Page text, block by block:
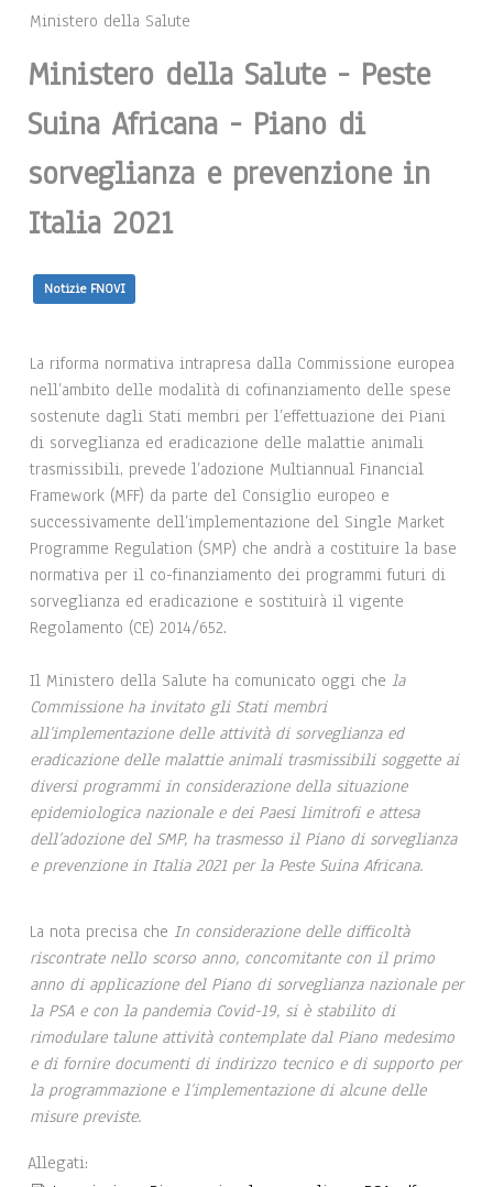
Ministero della Salute
Ministero della Salute - Peste
Suina Africana - Piano di
sorveglianza e prevenzione in
Italia 2021
Notizie FNOVI
La riforma normativa intrapresa dalla Commissione europea
nell’ambito delle modalità di cofinanziamento delle spese
sostenute dagli Stati membri per l’effettuazione dei Piani
di sorveglianza ed eradicazione delle malattie animali
trasmissibili, prevede l’adozione Multiannual Financial
Framework (MFF) da parte del Consiglio europeo e
successivamente dell’implementazione del Single Market
Programme Regulation (SMP) che andrà a costituire la base
normativa per il co-finanziamento dei programmi futuri di
sorveglianza ed eradicazione e sostituirà il vigente
Regolamento (CE) 2014/652.
Il Ministero della Salute ha comunicato oggi che la
Commissione ha invitato gli Stati membri
all’implementazione delle attività di sorveglianza ed
eradicazione delle malattie animali trasmissibili soggette ai
diversi programmi in considerazione della situazione
epidemiologica nazionale e dei Paesi limitrofi e attesa
dell’adozione del SMP, ha trasmesso il Piano di sorveglianza
e prevenzione in Italia 2021 per la Peste Suina Africana.
La nota precisa che In considerazione delle difficoltà
riscontrate nello scorso anno, concomitante con il primo
anno di applicazione del Piano di sorveglianza nazionale per
la PSA e con la pandemia Covid-19, si è stabilito di
rimodulare talune attività contemplate dal Piano medesimo
e di fornire documenti di indirizzo tecnico e di supporto per
la programmazione e l’implementazione di alcune delle
misure previste.
Allegati: